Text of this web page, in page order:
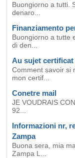
Buongiorno a tutti.
denaro...
Finanziamento
Buongiorno a tutte
di den...
Au sujet certificat
Comment savoir si
mon certif...
Conetre mail
JE VOUDRAIS
92...
Informazioni nr,
Zampa
Buona sera, mia
Zampa L...